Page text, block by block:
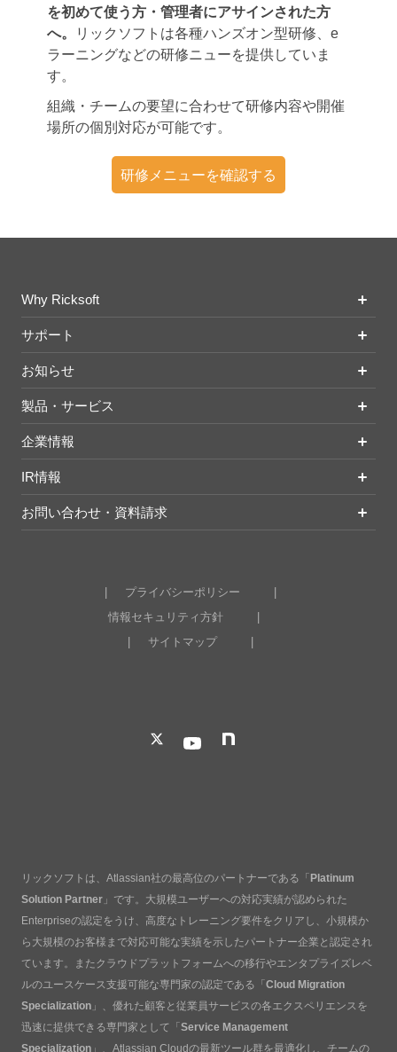
を初めて使う方・管理者にアサインされた方
へ。
リックソフトは各種ハンズオン型研修、e
ラーニングなどの研修ニューを提供していま
す。
組織・チームの要望に合わせて研修内容や開催
場所の個別対応が可能です。
研修メニューを確認する
Why Ricksoft
サポート
お知らせ
製品・サービス
企業情報
IR情報
お問い合わせ・資料請求
プライバシーポリシー
情報セキュリティ方針
サイトマップ
リックソフトは、Atlassian社の最高位のパートナーである「 Platinum
Solution Partner 」です。大規模ユーザーへの対応実績が認められた
Enterpriseの認定をうけ、高度なトレーニング要件をクリアし、小規模か
ら大規模のお客様まで対応可能な実績を示したパートナー企業と認定され
ています。またクラウドプラットフォームへの移行やエンタプライズレベ
ルのユースケース支援可能な専門家の認定である「 Cloud Migration
Specialization 」、優れた顧客と従業員サービスの各エクスペリエンスを
迅速に提供できる専門家として「 Service Management
Specialization 」、Atlassian Cloudの最新ツール群を最適化し、チームの